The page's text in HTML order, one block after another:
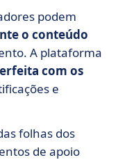
podem
o conteúdo
A plataforma
com os
e
folhas dos
de apoio